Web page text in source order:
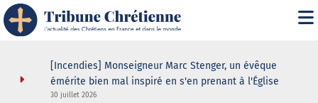
[Incendies] Monseigneur Marc Stenger, un évêque
émérite bien mal inspiré en s'en prenant à l'Église
30 juillet 2026